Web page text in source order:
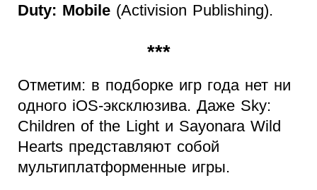
Duty: Mobile (Activision Publishing).
***
Отметим: в подборке игр года нет ни
одного iOS-эксклюзива. Даже Sky:
Children of the Light и Sayonara Wild
Hearts представляют собой
мультиплатформенные игры.